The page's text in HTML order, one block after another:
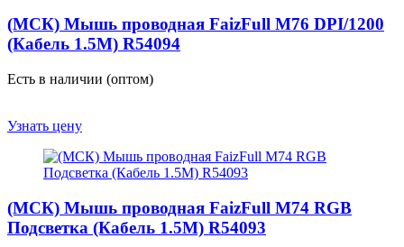
(МСК) Мышь проводная FaizFull M76 DPI/1200
(Кабель 1.5М) R54094
Есть в наличии (оптом)
Узнать цену
(МСК) Мышь проводная FaizFull M74 RGB
Подсветка (Кабель 1.5М) R54093